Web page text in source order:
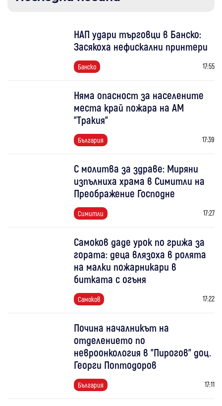
НАП удари търговци в Банско:
Засякоха нефискални принтери
Банско 17:55
Няма опасност за населените
места край пожара на АМ
"Тракия"
България 17:39
С молитва за здраве: Миряни
изпълниха храма в Симитли на
Преображение Господне
Симитли 17:27
Самоков даде урок по грижа за
гората: деца влязоха в ролята
на малки пожарникари в
битката с огъня
Самоков 17:22
Почина началникът на
отделението по
невроонкология в "Пирогов" доц.
Георги Поптодоров
България 17:11